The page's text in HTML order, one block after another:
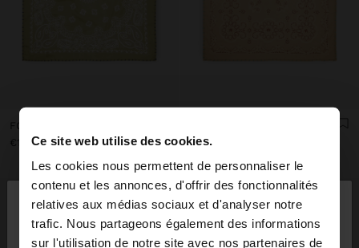
Ce site web utilise des cookies.
Les cookies nous permettent de personnaliser le
contenu et les annonces, d'offrir des fonctionnalités
relatives aux médias sociaux et d'analyser notre
trafic. Nous partageons également des informations
sur l'utilisation de notre site avec nos partenaires de
bonjour ×
Vous accédez au site depuis Réunion. Voulez-vous
€15.99
€15.99